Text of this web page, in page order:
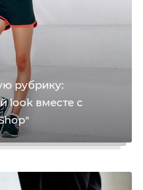
рубрику:
look вместе с